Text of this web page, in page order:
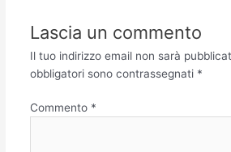
Lascia un commento
Il tuo indirizzo email non sarà
obbligatori sono contrassegnati *
Commento *